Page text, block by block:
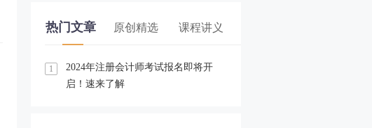
热门文章 原创精选 课程讲义
1
2024年注册会计师考试报名即将开
启！速来了解